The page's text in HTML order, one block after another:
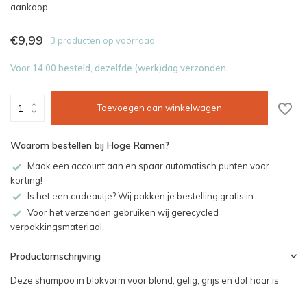
aankoop.
€9,99 3 producten op voorraad
Voor 14.00 besteld, dezelfde (werk)dag verzonden.
Toevoegen aan winkelwagen
Waarom bestellen bij Hoge Ramen?
Maak een account aan en spaar automatisch punten voor
korting!
Is het een cadeautje? Wij pakken je bestelling gratis in.
Voor het verzenden gebruiken wij gerecycled
verpakkingsmateriaal.
Productomschrijving
Deze shampoo in blokvorm voor blond, gelig, grijs en dof haar is